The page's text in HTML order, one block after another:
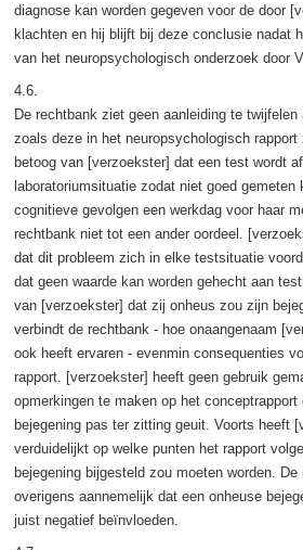
diagnose kan worden gegeven voor de door
klachten en hij blijft bij deze conclusie nadat
van het neuropsychologisch onderzoek door
4.6.
De rechtbank ziet geen aanleiding te
zoals deze in het neuropsychologisch rapport
betoog van [verzoekster] dat een test wordt
laboratoriumsituatie zodat niet goed gemeten
cognitieve gevolgen een werkdag voor haar
rechtbank niet tot een ander oordeel.
dat dit probleem zich in elke testsituatie
dat geen waarde kan worden gehecht aan
van [verzoekster] dat zij onheus zou zijn
verbindt de rechtbank - hoe onaangenaam
ook heeft ervaren - evenmin consequenties
rapport. [verzoekster] heeft geen gebruik
opmerkingen te maken op het conceptrapport
bejegening pas ter zitting geuit. Voorts heeft
verduidelijkt op welke punten het rapport
bejegening bijgesteld zou moeten worden.
overigens aannemelijk dat een onheuse
juist negatief beïnvloeden.